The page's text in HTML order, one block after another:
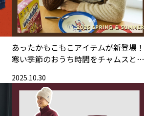
あったかもこもこアイテムが新登場！
寒い季節のおうち時間をチャムスとと
2025.10.30